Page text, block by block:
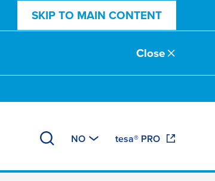
SKIP TO MAIN CONTENT
Close
NO tesa® PRO